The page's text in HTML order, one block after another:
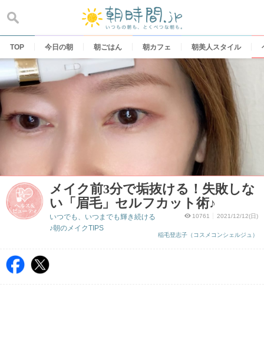
content
TOP 今日の朝 朝ごはん 朝カフェ 朝美人スタイル
メイク前3分で垢抜ける！失敗しな
い「眉毛」セルフカット術♪
10761 2021/12/12(日)
稲毛登志子（コスメコンシェルジュ）
いつでも、いつまでも輝き続ける
♪朝のメイクTIPS